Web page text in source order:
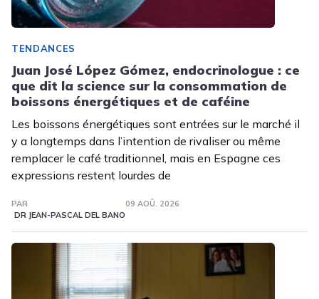
TENDANCES
Juan José López Gómez, endocrinologue : ce
que dit la science sur la consommation de
boissons énergétiques et de caféine
Les boissons énergétiques sont entrées sur le marché il
y a longtemps dans l’intention de rivaliser ou même
remplacer le café traditionnel, mais en Espagne ces
expressions restent lourdes de
PAR
DR JEAN-PASCAL DEL BANO
09 AOÛ. 2026